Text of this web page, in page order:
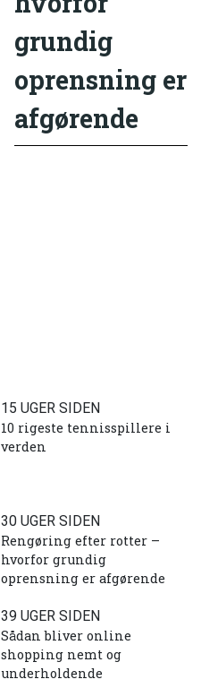
grundig
oprensning er
afgørende
15 UGER SIDEN
10 rigeste tennisspillere i
verden
30 UGER SIDEN
Rengøring efter rotter –
hvorfor grundig
oprensning er afgørende
39 UGER SIDEN
Sådan bliver online
shopping nemt og
underholdende